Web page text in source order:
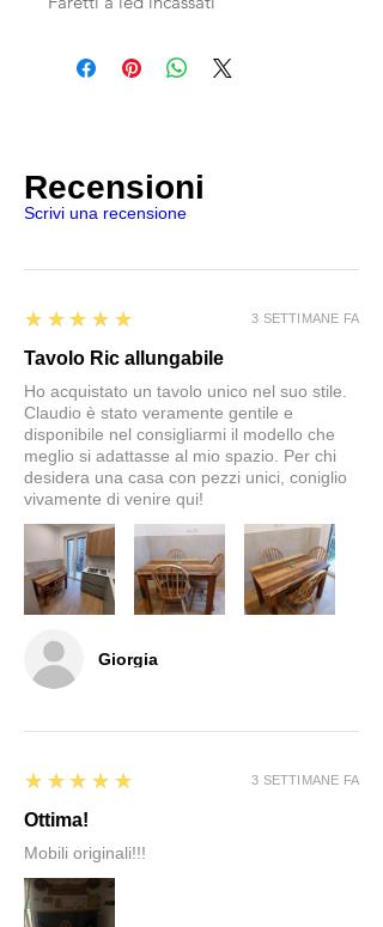
Recensioni
Scrivi una recensione
Giorgia
5
★★★★★
Tavolo Ric allungabile
Ho acquistato un tavolo unico nel suo stile.
Claudio è stato veramente gentile e
disponibile nel consigliarmi il modello che
meglio si adattasse al mio spazio. Per chi
desidera una casa con pezzi unici, coniglio
vivamente di venire qui!
3 SETTIMANE FA
5
★★★★★
Ottima!
Mobili originali!!!
3 SETTIMANE FA